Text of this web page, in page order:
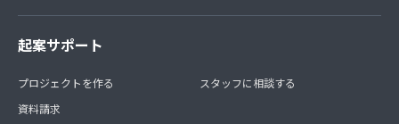
起案サポート
プロジェクトを作る
資料請求
スタッフに相談する